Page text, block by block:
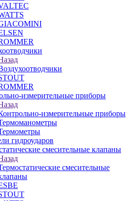
измерительные приборы
измерительные приборы
гидроударов
смесительные клапаны
смесительные